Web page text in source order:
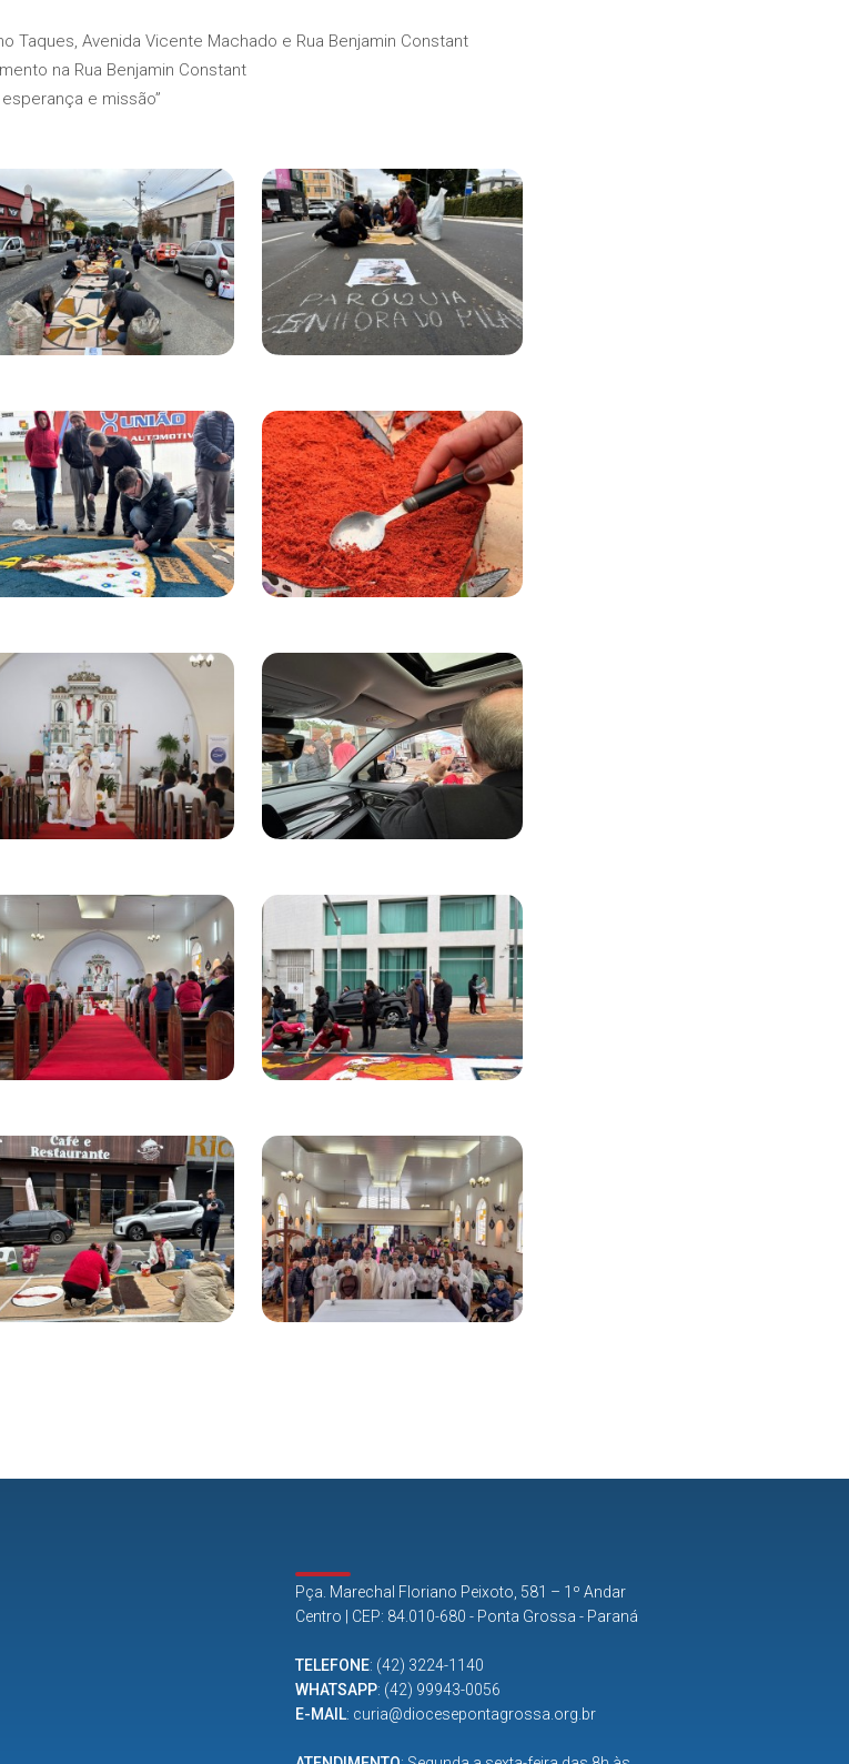
Taques, Avenida Vicente Machado e Rua Benjamin Constant
na Rua Benjamin Constant
e missão”
Pça. Marechal Floriano Peixoto, 581 – 1º Andar
Centro | CEP: 84.010-680 - Ponta Grossa - Paraná
TELEFONE: (42) 3224-1140
WHATSAPP: (42) 99943-0056
E-MAIL: curia@diocesepontagrossa.org.br